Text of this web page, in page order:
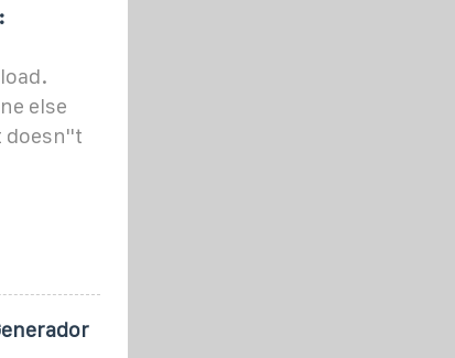
else
doesn''t